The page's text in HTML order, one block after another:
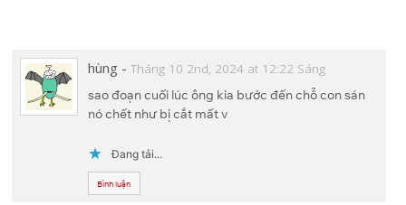
b
o
o
n
g
er
d
s
a
m
Li
n
hùng - Tháng 10 2nd, 2024 at 12:22 Sáng
sao đoạn cuối lúc ông kia bước đến chỗ con sán
nó chết như bị cắt mất v
Đang tải...
Bình luận